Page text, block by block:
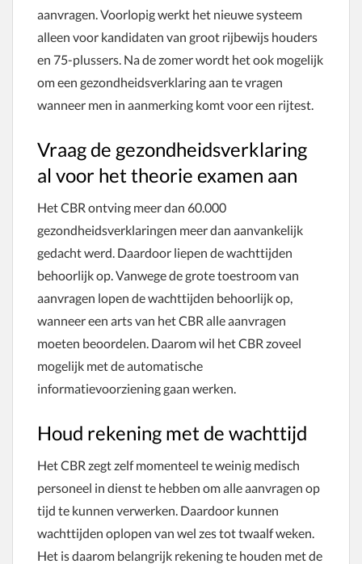
aanvragen. Voorlopig werkt het nieuwe systeem
alleen voor kandidaten van groot rijbewijs houders
en 75-plussers. Na de zomer wordt het ook mogelijk
om een gezondheidsverklaring aan te vragen
wanneer men in aanmerking komt voor een rijtest.
Vraag de gezondheidsverklaring
al voor het theorie examen aan
Het CBR ontving meer dan 60.000
gezondheidsverklaringen meer dan aanvankelijk
gedacht werd. Daardoor liepen de wachttijden
behoorlijk op. Vanwege de grote toestroom van
aanvragen lopen de wachttijden behoorlijk op,
wanneer een arts van het CBR alle aanvragen
moeten beoordelen. Daarom wil het CBR zoveel
mogelijk met de automatische
informatievoorziening gaan werken.
Houd rekening met de wachttijd
Het CBR zegt zelf momenteel te weinig medisch
personeel in dienst te hebben om alle aanvragen op
tijd te kunnen verwerken. Daardoor kunnen
wachttijden oplopen van wel zes tot twaalf weken.
Het is daarom belangrijk rekening te houden met de